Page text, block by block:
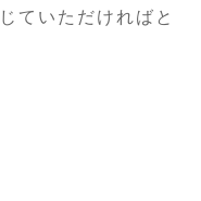
ていただければと